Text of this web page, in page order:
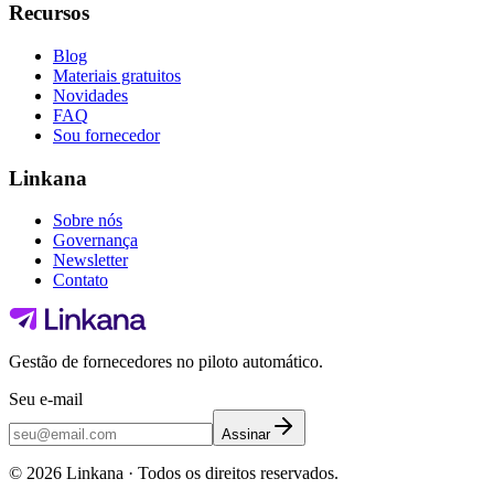
Recursos
Blog
Materiais gratuitos
Novidades
FAQ
Sou fornecedor
Linkana
Sobre nós
Governança
Newsletter
Contato
Gestão de fornecedores no piloto automático.
Seu e-mail
Assinar
© 2026 Linkana · Todos os direitos reservados.